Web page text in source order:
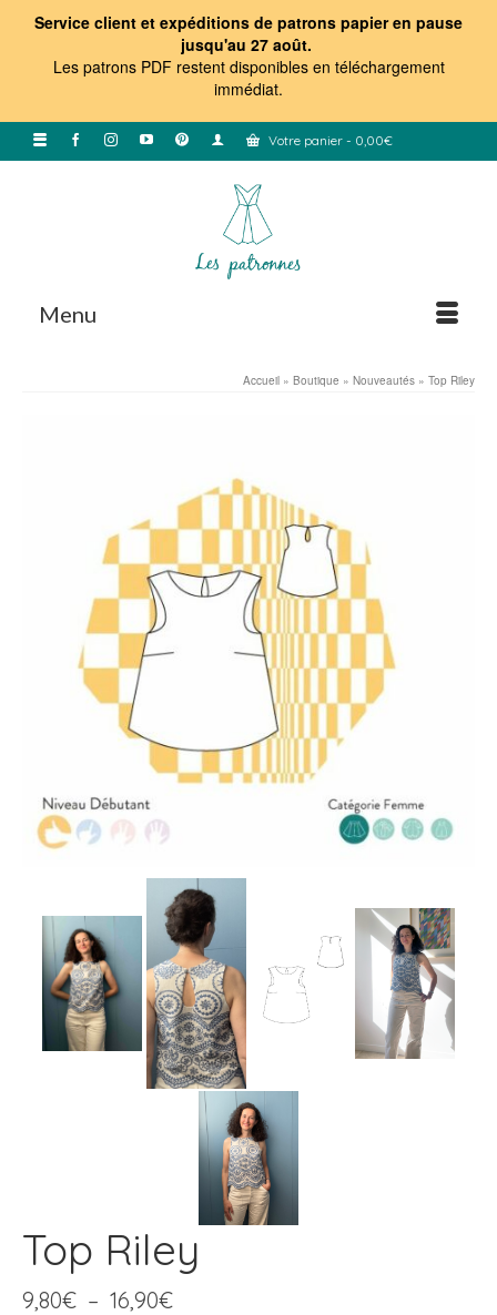
Service client et expéditions de patrons papier en pause
jusqu'au 27 août.
Les patrons PDF restent disponibles en téléchargement
immédiat.
Votre panier - 0,00€
Menu
Accueil » Boutique » Nouveautés » Top Riley
Top Riley
9,80€ – 16,90€Plage